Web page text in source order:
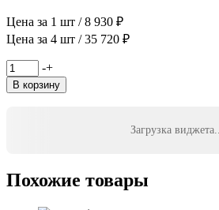
Цена за 1 шт / 8 930 ₽
Цена за 4 шт / 35 720 ₽
Количество
товара
Hankook
4
-+
В корзину
Загрузка виджета...
Похожие товары